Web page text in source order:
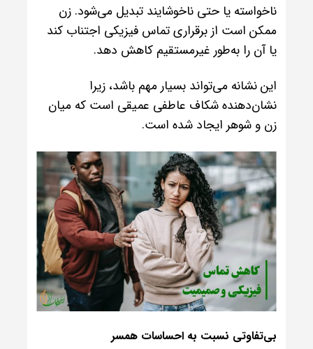
ناخواسته یا حتی ناخوشایند تبدیل می‌شود. زن
ممکن است از برقراری تماس فیزیکی اجتناب کند
یا آن را به‌طور غیرمستقیم کاهش دهد.
این نشانه می‌تواند بسیار مهم باشد، زیرا
نشان‌دهنده شکاف عاطفی عمیقی است که میان
زن و شوهر ایجاد شده است.
بی‌تفاوتی نسبت به احساسات همسر